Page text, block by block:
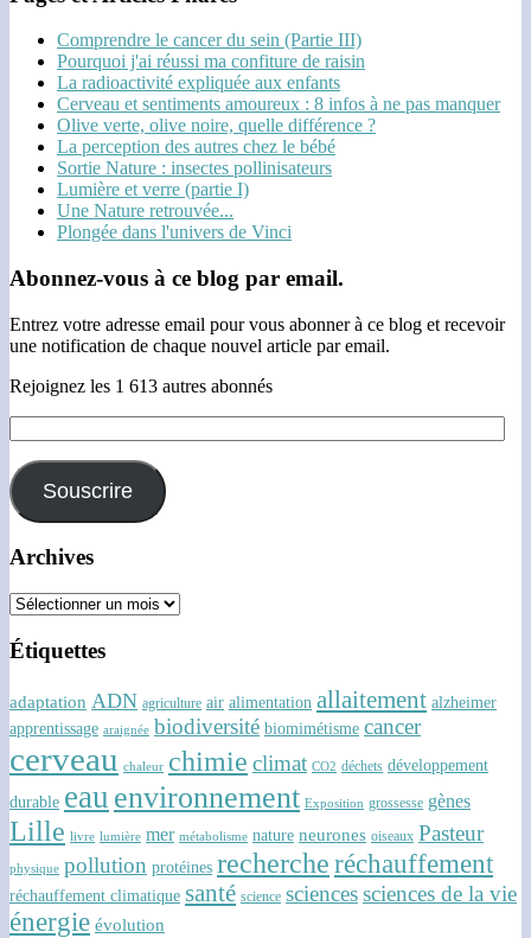
Comprendre le cancer du sein (Partie III)
Pourquoi j'ai réussi ma confiture de raisin
La radioactivité expliquée aux enfants
Cerveau et sentiments amoureux : 8 infos à ne pas manquer
Olive verte, olive noire, quelle différence ?
La perception des autres chez le bébé
Sortie Nature : insectes pollinisateurs
Lumière et verre (partie I)
Une Nature retrouvée...
Plongée dans l'univers de Vinci
Abonnez-vous à ce blog par email.
Entrez votre adresse email pour vous abonner à ce blog et recevoir
une notification de chaque nouvel article par email.
Rejoignez les 1 613 autres abonnés
e-
mail :
Souscrire
Archives
Archives
Étiquettes
adaptation ADN agriculture air alimentation allaitement alzheimer
apprentissage araignée biodiversité biomimétisme cancer
cerveau chaleur chimie climat CO2 déchets développement
durable eau environnement Exposition grossesse gènes
Lille livre lumière mer métabolisme nature neurones oiseaux Pasteur
physique pollution protéines recherche réchauffement
réchauffement climatique santé science sciencessciences de la vie
énergie évolution